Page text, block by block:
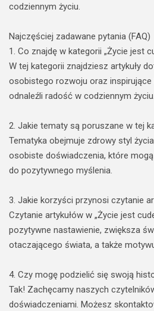
codziennym życiu.
Najczęściej zadawane pytania (FAQ)
1. Co znajdę w kategorii „Życie jest
W tej kategorii znajdziesz artykuły
osobistego rozwoju oraz
odnaleźli radość w codziennym życiu.
2. Jakie tematy są poruszane w tej
Tematyka obejmuje zdrowy styl
osobiste doświadczenia, które
do pozytywnego myślenia.
3. Jakie korzyści przynosi czytanie
Czytanie artykułów w „Życie jest
pozytywne nastawienie, zwiększa
otaczającego świata, a także
4. Czy mogę podzielić się swoją
Tak! Zachęcamy naszych
doświadczeniami. Możesz